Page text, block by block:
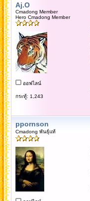
Aj.O
Cmadong Member
Hero Cmadong Member
ออฟไลน์
กระทู้: 1,243
ppornson
Cmadong พันธุ์แท้